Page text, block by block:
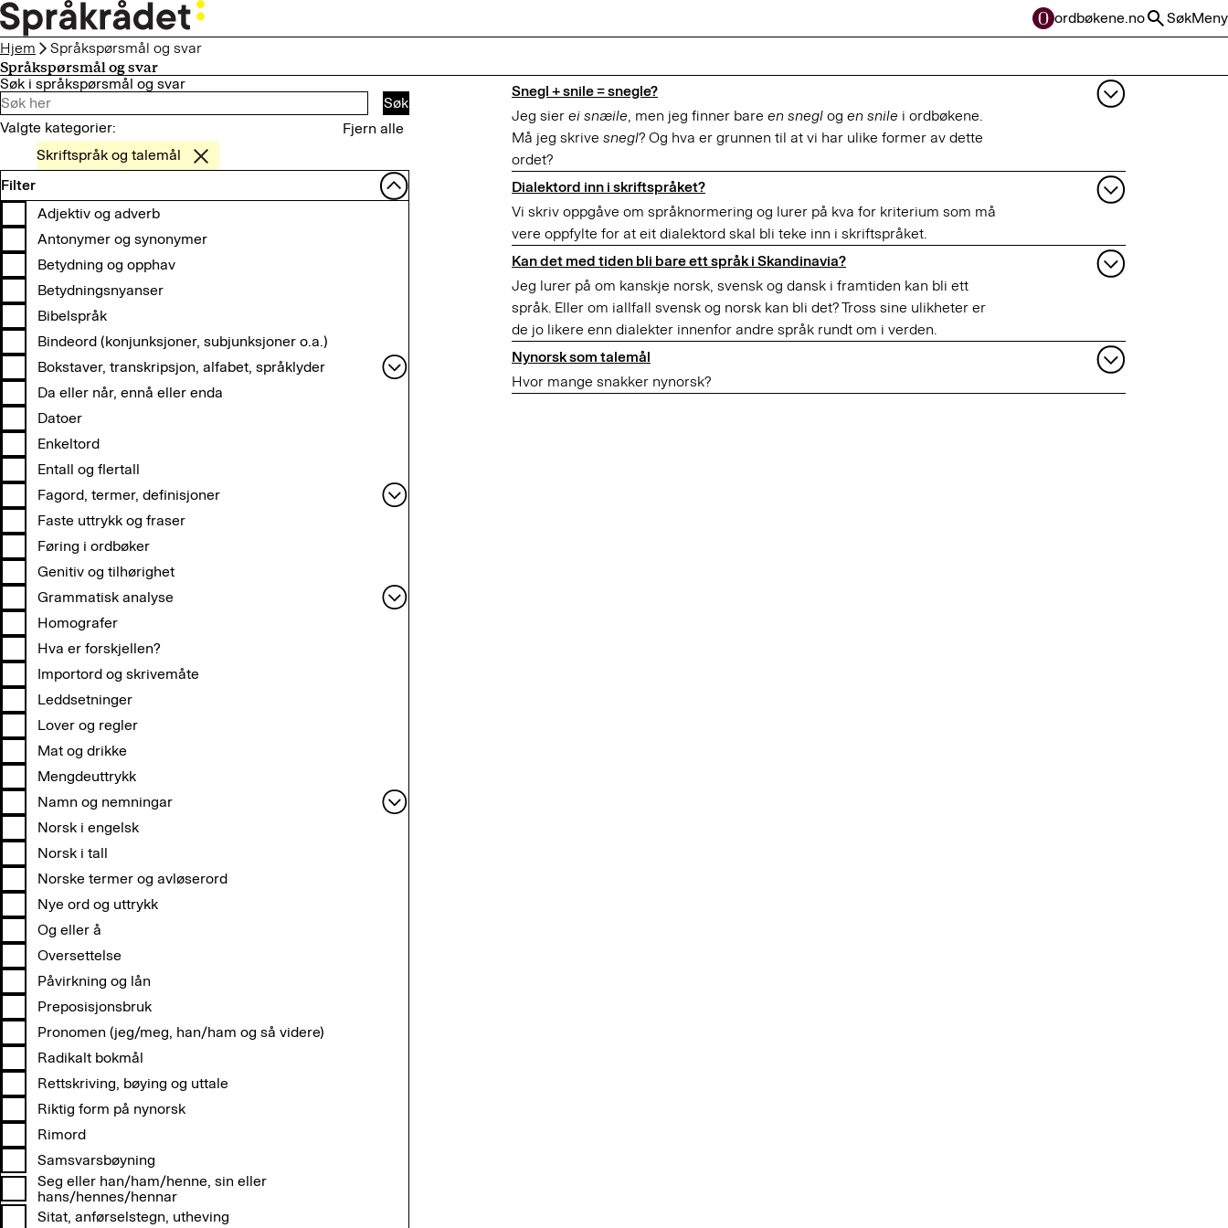
HOPP
TIL
HOVEDINNHOLD
ordbøkene.no SøkMeny
Hjem
Språkspørsmål og svar
Språkspørsmål og svar
Søk i språkspørsmål og svar
Søk
Valgte kategorier:
Fjern alle
Skriftspråk og talemål
Filter
Adjektiv og adverb
Antonymer og synonymer
Betydning og opphav
Betydningsnyanser
Bibelspråk
Bindeord (konjunksjoner, subjunksjoner o.a.)
Bokstaver, transkripsjon, alfabet, språklyder
Bløte konsonanter
Diftong
Stor eller liten forbokstav
Stumme bokstaver
Da eller når, ennå eller enda
Datoer
Enkeltord
Entall og flertall
Fagord, termer, definisjoner
Dataord
Grammatiske termer
Faste uttrykk og fraser
Føring i ordbøker
Genitiv og tilhørighet
Grammatisk analyse
Kasusformer
Homografer
Hva er forskjellen?
Importord og skrivemåte
Leddsetninger
Lover og regler
Mat og drikke
Mengdeuttrykk
Namn og nemningar
Navn på innbyggere
Navn på personer
Navn på språk
Navn på statsorganer, avdelinger og liknende
Navn på steder, byer, stater og annet
Norsk i engelsk
Norsk i tall
Norske termer og avløserord
Nye ord og uttrykk
Og eller å
Oversettelse
Påvirkning og lån
Preposisjonsbruk
Pronomen (jeg/meg, han/ham og så videre)
Radikalt bokmål
Rettskriving, bøying og uttale
Riktig form på nynorsk
Rimord
Samsvarsbøyning
Seg eller han/ham/henne, sin eller
hans/hennes/hennar
Sitat, anførselstegn, utheving
Snegl + snile = snegle?
Jeg sier ei snæile, men jeg finner bare en snegl og en snile i ordbøkene.
Må jeg skrive snegl? Og hva er grunnen til at vi har ulike former av dette
ordet?
Dialektord inn i skriftspråket?
Vi skriv oppgåve om språknormering og lurer på kva for kriterium som må
vere oppfylte for at eit dialektord skal bli teke inn i skriftspråket.
Kan det med tiden bli bare ett språk i Skandinavia?
Jeg lurer på om kanskje norsk, svensk og dansk i framtiden kan bli ett
språk. Eller om iallfall svensk og norsk kan bli det? Tross sine ulikheter er
de jo likere enn dialekter innenfor andre språk rundt om i verden.
Nynorsk som talemål
Hvor mange snakker nynorsk?